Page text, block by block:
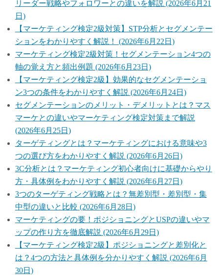
リーダー戦略やフォロワーとの違いを解説 (2026年6月21
日)
【マーケティング検定2級対策】STP分析とセグメンテー
ションをわかりやすく解説！ (2026年6月22日)
マーケティング検定2級対策！セグメンテーション4つの
軸の覚え方と頻出例題 (2026年6月23日)
【マーケティング検定2級】効果的なセグメンテーショ
ン3つの条件をわかりやすく解説 (2026年6月24日)
セグメンテーションのメリット・デメリットとは？マス
マーケとの違いやマーケティング検定対策まで解説
(2026年6月25日)
ターゲティングとは？マーケティングにおける意味や3
つの選び方をわかりやすく解説 (2026年6月26日)
3C分析とは？マーケティング初心者向けに基礎からやり
方・具体例をわかりやすく解説 (2026年6月27日)
3つのターゲティング戦略とは？無差別型・差別型・集
中型の違いと比較 (2026年6月28日)
マーケティングの要！ポジショニングとUSPの違いやマ
ップの作り方を徹底解説 (2026年6月29日)
【マーケティング検定2級】ポジショニングと差別化と
は？4つの方法と具体例を分かりやすく解説 (2026年6月
30日)